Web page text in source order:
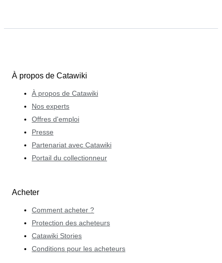
À propos de Catawiki
À propos de Catawiki
Nos experts
Offres d'emploi
Presse
Partenariat avec Catawiki
Portail du collectionneur
Acheter
Comment acheter ?
Protection des acheteurs
Catawiki Stories
Conditions pour les acheteurs